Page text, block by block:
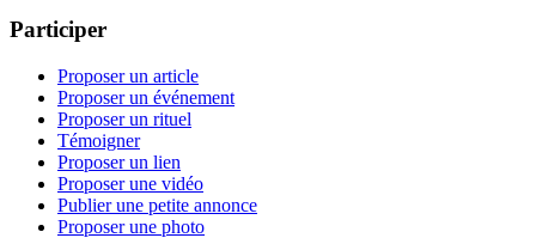
Participer
Proposer un article
Proposer un événement
Proposer un rituel
Témoigner
Proposer un lien
Proposer une vidéo
Publier une petite annonce
Proposer une photo